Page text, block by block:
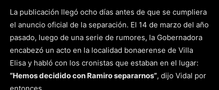
La publicación llegó ocho días antes de que se cumpliera
el anuncio oficial de la separación. El 14 de marzo del año
pasado, luego de una serie de rumores, la Gobernadora
encabezó un acto en la localidad bonaerense de Villa
Elisa y habló con los cronistas que estaban en el lugar:
“Hemos decidido con Ramiro separarnos”, dijo Vidal por